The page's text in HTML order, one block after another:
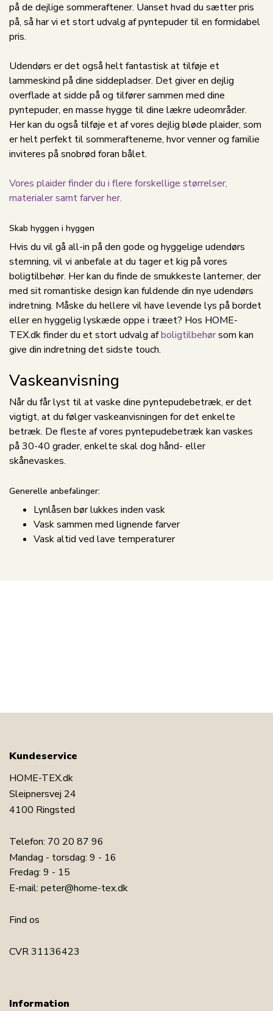
på de dejlige sommeraftener. Uanset hvad du sætter pris
på, så har vi et stort udvalg af pyntepuder til en formidabel
pris.
Udendørs er det også helt fantastisk at tilføje et
lammeskind på dine siddepladser. Det giver en dejlig
overflade at sidde på og tilfører sammen med dine
pyntepuder, en masse hygge til dine lækre udeområder.
Her kan du også tilføje et af vores dejlig bløde plaider, som
er helt perfekt til sommeraftenerne, hvor venner og familie
inviteres på snobrød foran bålet.
Vores plaider finder du i flere forskellige størrelser,
materialer samt farver her.
Skab hyggen i hyggen
Hvis du vil gå all-in på den gode og hyggelige udendørs
stemning, vil vi anbefale at du tager et kig på vores
boligtilbehør. Her kan du finde de smukkeste lanterner, der
med sit romantiske design kan fuldende din nye udendørs
indretning. Måske du hellere vil have levende lys på bordet
eller en hyggelig lyskæde oppe i træet? Hos HOME-
TEX.dk finder du et stort udvalg afboligtilbehørsom kan
give din indretning det sidste touch.
Vaskeanvisning
Når du får lyst til at vaske dine pyntepudebetræk, er det
vigtigt, at du følger vaskeanvisningen for det enkelte
betræk. De fleste af vores pyntepudebetræk kan vaskes
på 30-40 grader, enkelte skal dog hånd- eller
skånevaskes.
Generelle anbefalinger:
Lynlåsen bør lukkes inden vask
Vask sammen med lignende farver
Vask altid ved lave temperaturer
Kundeservice
HOME-TEX.dk
Sleipnersvej 24
4100 Ringsted
Telefon: 70 20 87 96
Mandag - torsdag: 9 - 16
Fredag: 9 - 15
E-mail: peter@home-tex.dk
Find os
CVR 31136423
Information